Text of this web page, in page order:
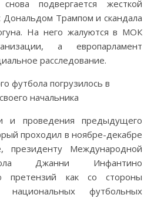
подвергается жесткой
Дональдом Трампом и скандала
На него жалуются в МОК
а европарламент
расследование.
и проведения предыдущего
проходил в ноябре-декабре
президенту Международной
Джанни Инфантино
претензий как со стороны
национальных футбольных